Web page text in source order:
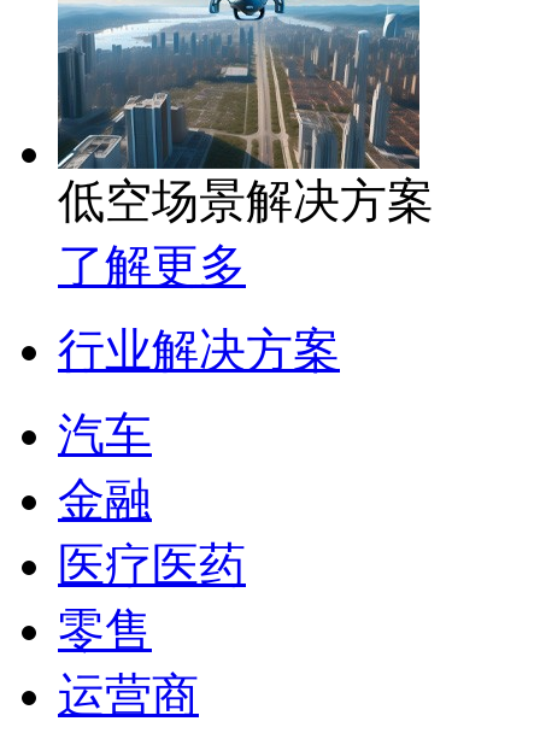
低空场景解决方案
了解更多
行业解决方案
汽车
金融
医疗医药
零售
运营商